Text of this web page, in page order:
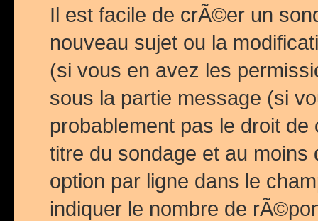
Il est facile de crÃ©er un
nouveau sujet ou la
(si vous en avez les
sous la partie message (si
probablement pas le droit
titre du sondage et au
option par ligne dans le
indiquer le nombre de